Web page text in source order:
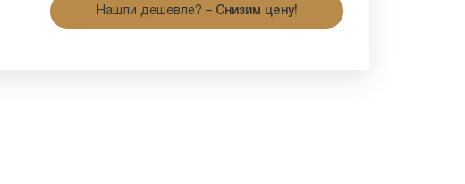
Нашли дешевле? – Снизим цену!